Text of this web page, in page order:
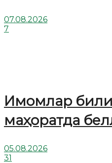
07.08.2026
7
Имомлар
маҳоратда
05.08.2026
31